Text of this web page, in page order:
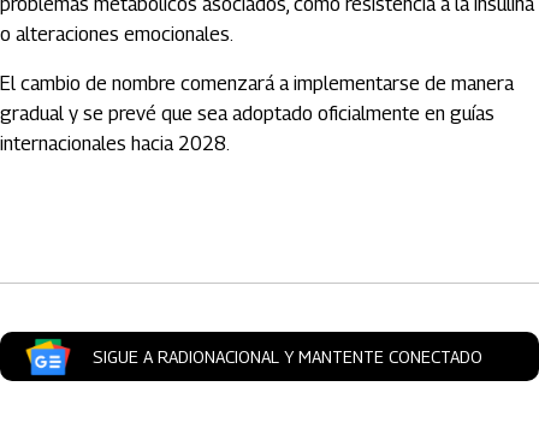
o alteraciones emocionales.
El cambio de nombre comenzará a implementarse de manera
gradual y se prevé que sea adoptado oficialmente en guías
internacionales hacia 2028.
SIGUE A RADIONACIONAL Y MANTENTE CONECTADO